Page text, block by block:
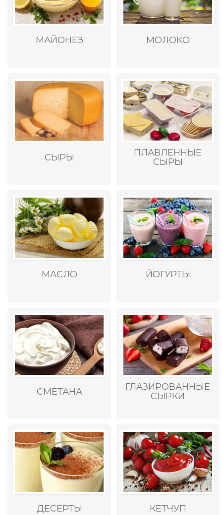
МАЙОНЕЗ МОЛОКО
СЫРЫ
ПЛАВЛЕННЫЕ
СЫРЫ
МАСЛО ЙОГУРТЫ
СМЕТАНА
ГЛАЗИРОВАННЫЕ
СЫРКИ
ДЕСЕРТЫ КЕТЧУП